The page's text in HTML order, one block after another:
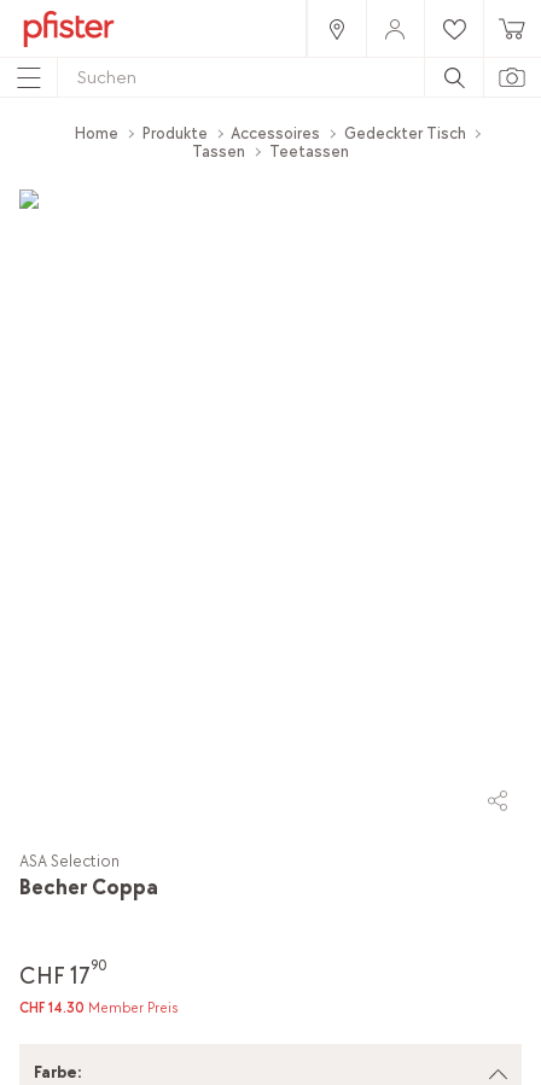
Home Produkte Accessoires
Gedeckter Tisch
Tassen
Teetassen
Becher Coppa
ASA Selection
CHF 1790
CHF 14.30 Member Preis
Farbe: